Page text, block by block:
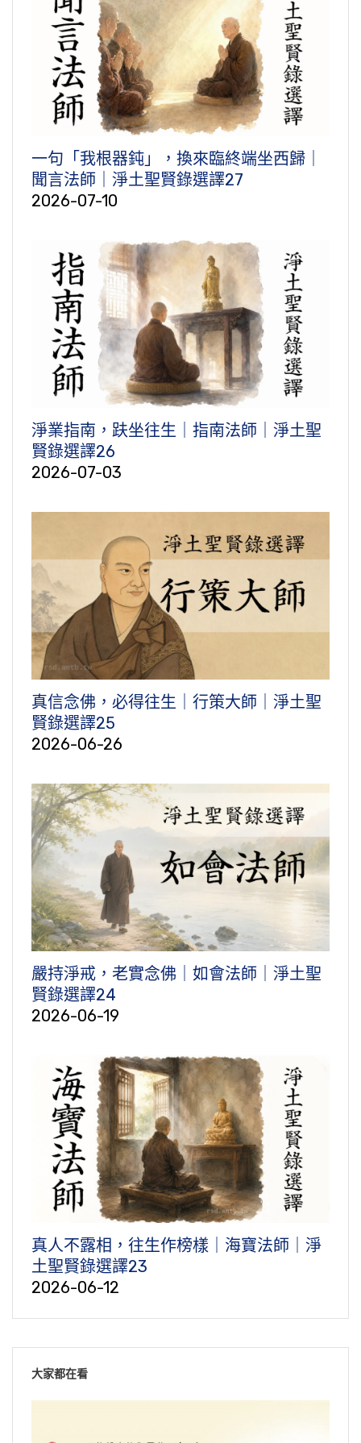
一句「我根器鈍」，換來臨終端坐西歸｜
聞言法師｜淨土聖賢錄選譯27
2026-07-10
淨業指南，趺坐往生｜指南法師｜淨土聖
賢錄選譯26
2026-07-03
真信念佛，必得往生｜行策大師｜淨土聖
賢錄選譯25
2026-06-26
嚴持淨戒，老實念佛｜如會法師｜淨土聖
賢錄選譯24
2026-06-19
真人不露相，往生作榜樣｜海寶法師｜淨
土聖賢錄選譯23
2026-06-12
大家都在看